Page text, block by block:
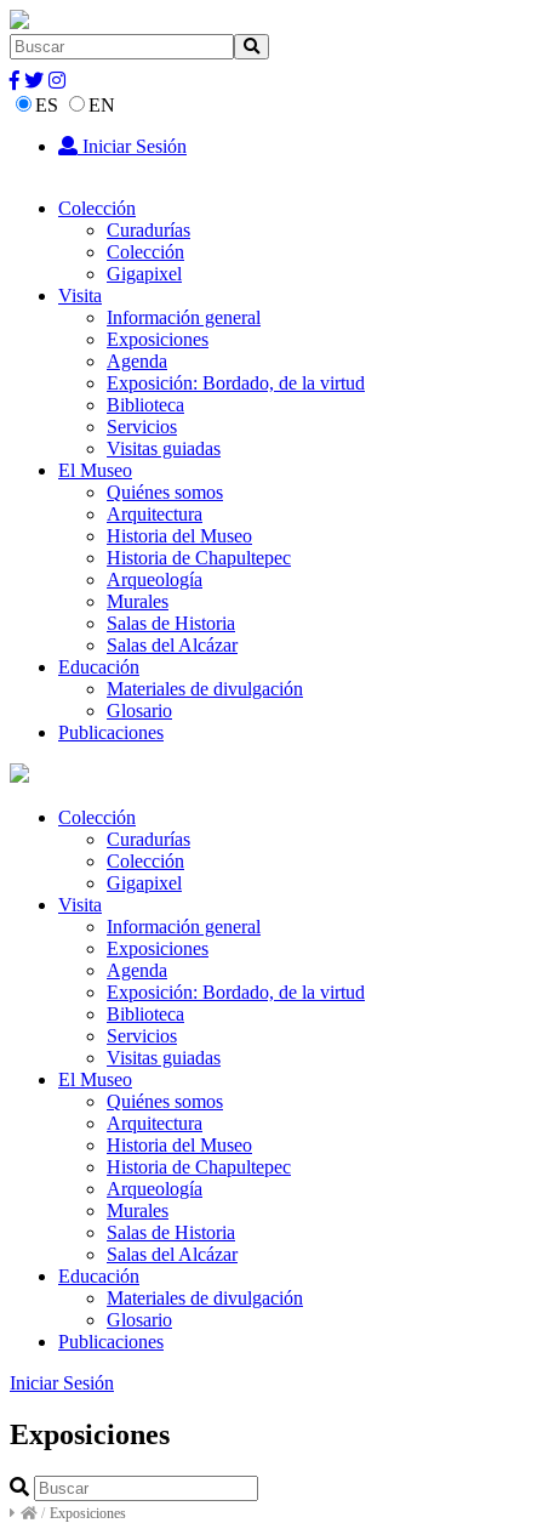
ES
EN
Iniciar Sesión
Colección
Curadurías
Colección
Gigapixel
Visita
Información general
Exposiciones
Agenda
Exposición: Bordado, de la virtud
Biblioteca
Servicios
Visitas guiadas
El Museo
Quiénes somos
Arquitectura
Historia del Museo
Historia de Chapultepec
Arqueología
Murales
Salas de Historia
Salas del Alcázar
Educación
Materiales de divulgación
Glosario
Publicaciones
Colección
Curadurías
Colección
Gigapixel
Visita
Información general
Exposiciones
Agenda
Exposición: Bordado, de la virtud
Biblioteca
Servicios
Visitas guiadas
El Museo
Quiénes somos
Arquitectura
Historia del Museo
Historia de Chapultepec
Arqueología
Murales
Salas de Historia
Salas del Alcázar
Educación
Materiales de divulgación
Glosario
Publicaciones
Iniciar Sesión
Exposiciones
/ Exposiciones